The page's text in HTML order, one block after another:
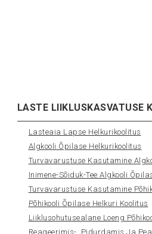
LASTE LIIKLUSKASVATUSE
Lasteaia Lapse Helkurikoolitus
Algkooli Õpilase Helkurikoolitus
Turvavarustuse Kasutamine
Inimene-Sõiduk-Tee Algkooli
Turvavarustuse Kasutamine
Põhikooli Õpilase Helkuri Koolitus
Liiklusohutusealane Loeng
Reageerimis-, Pidurdamis Ja